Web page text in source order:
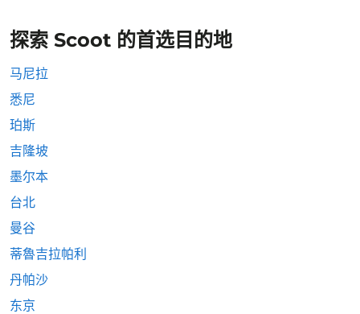
探索 Scoot 的首选目的地
马尼拉
悉尼
珀斯
吉隆坡
墨尔本
台北
曼谷
蒂魯吉拉帕利
丹帕沙
东京